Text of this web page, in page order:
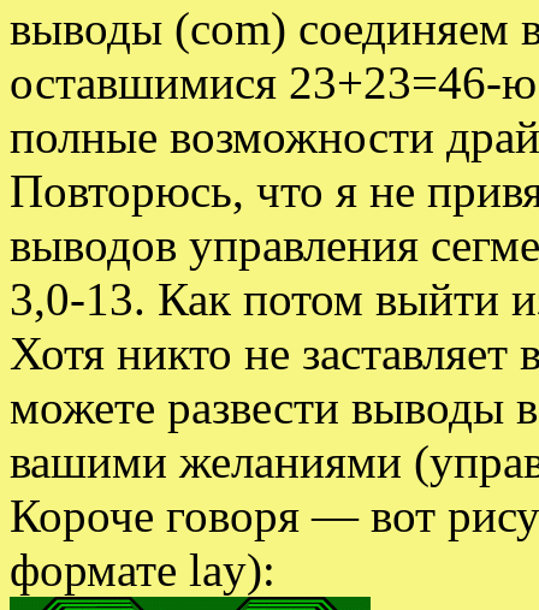
выводы (com) соединяем
оставшимися 23+23=46-
полные возможности
Повторюсь, что я не
выводов управления
3,0-13. Как потом выйти
Хотя никто не
можете развести выводы
вашими желаниями
Короче говоря — вот
формате lay):